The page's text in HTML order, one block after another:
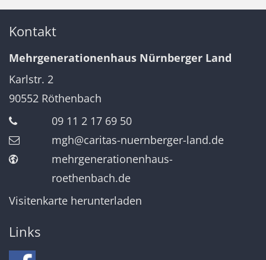
Kontakt
Mehrgenerationenhaus Nürnberger Land
Karlstr. 2
90552 Röthenbach
09 11 2 17 69 50
mgh@caritas-nuernberger-land.de
mehrgenerationenhaus-
roethenbach.de
Visitenkarte herunterladen
Links